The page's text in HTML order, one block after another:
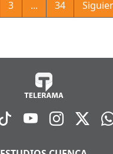
3 ... 34